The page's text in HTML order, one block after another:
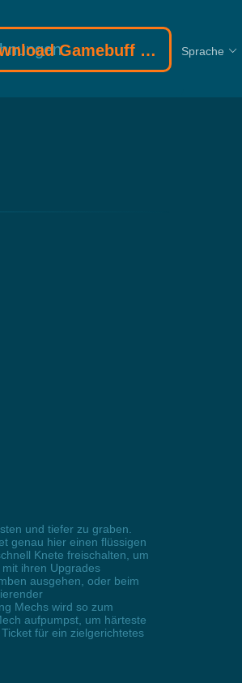
Gamebuff Trainer Sprache
und tiefer zu graben.
genau hier einen flüssigen
Knete freischalten, um
ihren Upgrades
ausgehen, oder beim
Mechs wird so zum
aufpumpst, um härteste
für ein zielgerichtetes